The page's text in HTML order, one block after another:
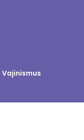
Vajinismus